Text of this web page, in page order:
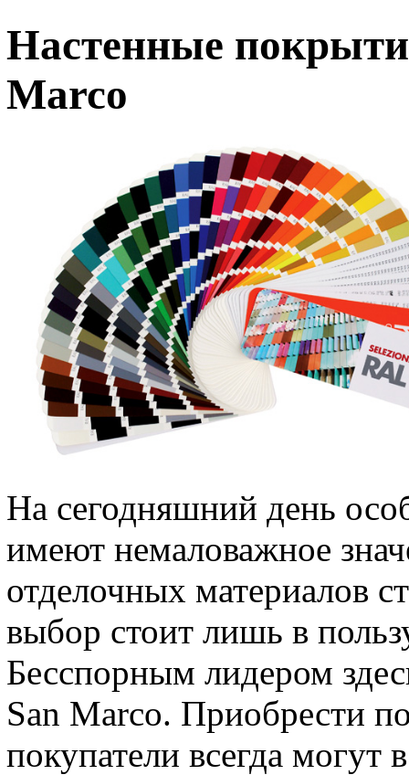
Настенные
Marco
На сегодняшний день
имеют немаловажное
отделочных материалов
выбор стоит лишь в
Бесспорным лидером
San Marco. Приобрести
покупатели всегда